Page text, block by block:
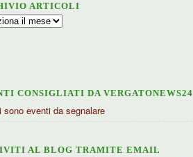
ARTICOLI
CONSIGLIATI DA VERGATONEWS24
sono eventi da segnalare
AL BLOG TRAMITE EMAIL